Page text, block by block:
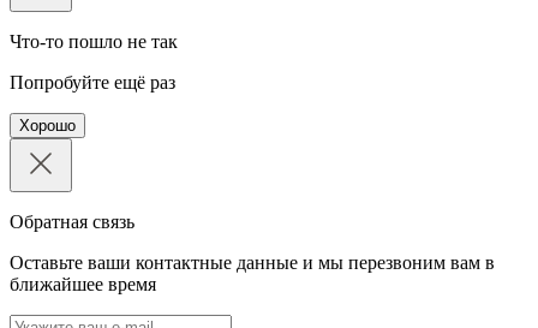
Что-то пошло не так
Попробуйте ещё раз
Хорошо
Обратная связь
Оставьте ваши контактные данные и мы перезвоним вам в
ближайшее время